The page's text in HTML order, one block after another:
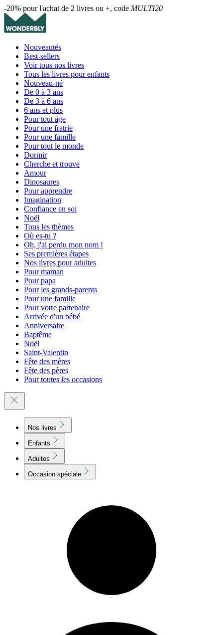
-20% pour l'achat de 2 livres ou +, code MULTI20
Nouveautés
Best-sellers
Voir tous nos livres
Tous les livres pour enfants
Nouveau-né
De 0 à 3 ans
De 3 à 6 ans
6 ans et plus
Pour tout âge
Pour une fratrie
Pour une famille
Pour tout le monde
Dormir
Cherche et trouve
Amour
Dinosaures
Pour apprendre
Imagination
Confiance en soi
Noël
Tous les thèmes
Où es-tu ?
Oh, j'ai perdu mon nom !
Ses premières étapes
Nos livres pour adultes
Pour maman
Pour papa
Pour les grands-parents
Pour une famille
Pour votre partenaire
Arrivée d'un bébé
Anniversaire
Baptême
Noël
Saint-Valentin
Fête des mères
Fête des pères
Pour toutes les occasions
Nos livres
Enfants
Adultes
Occasion spéciale